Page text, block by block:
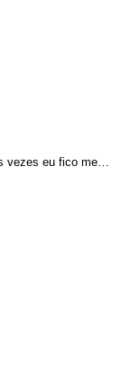
vezes eu fico me…